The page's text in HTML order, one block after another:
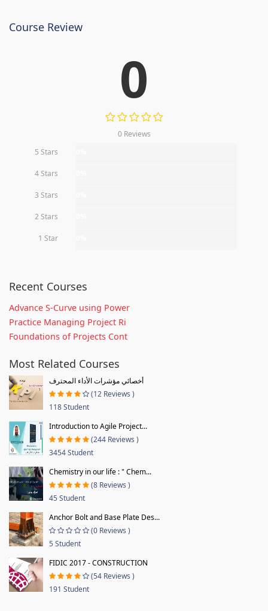
Course Review
0
0 Reviews
5 Stars
4 Stars
3 Stars
2 Stars
1 Star
Recent Courses
Advance S-Curve using Power
Practice Managing Project Ri
Foundations of Projects Cont
Most Related Courses
أخصائي مؤشرات الأداء المحترف
(12 Reviews )
118 Student
Introduction to Agile Project...
(244 Reviews )
3454 Student
Chemistry in our life : " Chem...
(8 Reviews )
45 Student
Anchor Bolt and Base Plate Des...
(0 Reviews )
5 Student
FIDIC 2017 - CONSTRUCTION
(54 Reviews )
191 Student